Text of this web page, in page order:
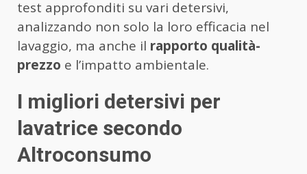
test approfonditi su vari detersivi,
analizzando non solo la loro efficacia nel
lavaggio, ma anche il rapporto qualità-
prezzo e l’impatto ambientale.
I migliori detersivi per
lavatrice secondo
Altroconsumo